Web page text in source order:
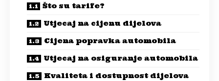
Što su tarife?
Utjecaj na cijenu dijelova
Cijena popravka automobila
Utjecaj na osiguranje automobila
Kvaliteta i dostupnost dijelova